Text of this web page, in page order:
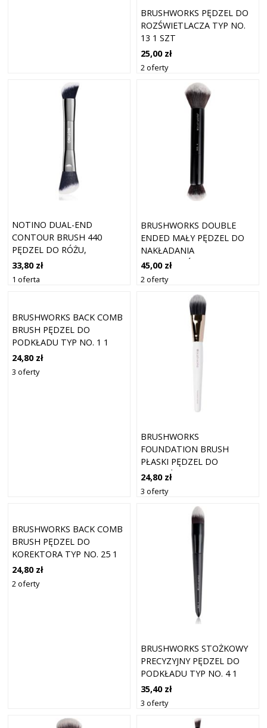
BRUSHWORKS PĘDZEL DO
ROZŚWIETLACZA TYP NO.
13 1 SZT
25,00 zł
2 oferty
NOTINO DUAL-END
CONTOUR BRUSH 440
PĘDZEL DO RÓŻU,
KONTUROWANIA I
ROZŚWIETLACZA
33,80 zł
1 oferta
BRUSHWORKS DOUBLE
ENDED MAŁY PĘDZEL DO
NAKŁADANIA
KOSMETYKÓW PŁYNNYCH,
KREMOWYCH I
PUDROWYCH TYP NO. 6 1
45,00 zł
2 oferty
BRUSHWORKS BACK COMB
BRUSH PĘDZEL DO
PODKŁADU TYP NO. 1 1
SZT.
24,80 zł
3 oferty
BRUSHWORKS
FOUNDATION BRUSH
PŁASKI PĘDZEL DO
MAKIJAŻU 1 SZT.
24,80 zł
3 oferty
BRUSHWORKS BACK COMB
BRUSH PĘDZEL DO
KOREKTORA TYP NO. 25 1
SZT.
24,80 zł
2 oferty
BRUSHWORKS STOŻKOWY
PRECYZYJNY PĘDZEL DO
PODKŁADU TYP NO. 4 1
SZT
35,40 zł
3 oferty